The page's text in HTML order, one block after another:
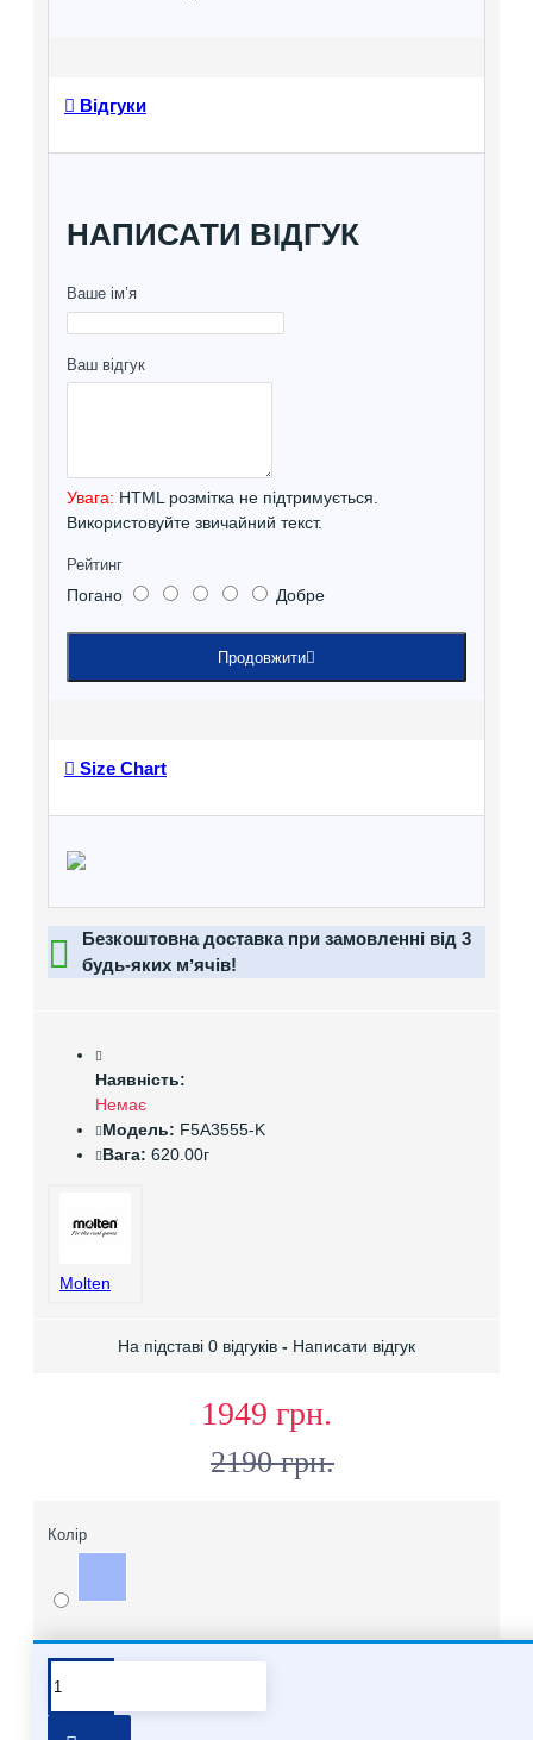
Відгуки
НАПИСАТИ ВІДГУК
Ваше ім’я
Ваш відгук
Увага: HTML розмітка не підтримується.
Використовуйте звичайний текст.
Рейтинг
Погано Добре
Продовжити
Size Chart
Безкоштовна доставка при замовленні від 3
будь-яких мʼячів!
Наявність:
Немає
Модель: F5A3555-K
Вага: 620.00г
Molten
На підставі 0 відгуків - Написати відгук
1949 грн.
2190 грн.
Колір